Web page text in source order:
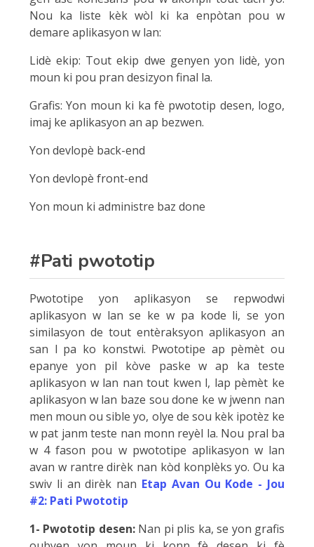
Nou ka liste kèk wòl ki ka enpòtan pou w
demare aplikasyon w lan:
Lidè ekip: Tout ekip dwe genyen yon lidè, yon
moun ki pou pran desizyon final la.
Grafis: Yon moun ki ka fè pwototip desen, logo,
imaj ke aplikasyon an ap bezwen.
Yon devlopè back-end
Yon devlopè front-end
Yon moun ki administre baz done
#Pati pwototip
Pwototipe yon aplikasyon se repwodwi
aplikasyon w lan se ke w pa kode li, se yon
similasyon de tout entèraksyon aplikasyon an
san l pa ko konstwi. Pwototipe ap pèmèt ou
epanye yon pil kòve paske w ap ka teste
aplikasyon w lan nan tout kwen l, lap pèmèt ke
aplikasyon w lan baze sou done ke w jwenn nan
men moun ou sible yo, olye de sou kèk ipotèz ke
w pat janm teste nan monn reyèl la. Nou pral ba
w 4 fason pou w pwototipe aplikasyon w lan
avan w rantre dirèk nan kòd konplèks yo. Ou ka
swiv li an dirèk nan Etap Avan Ou Kode - Jou
#2: Pati Pwototip
1- Pwototip desen:Nan pi plis ka, se yon grafis